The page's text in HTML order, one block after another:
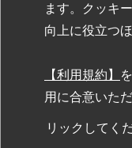
©
ます。クッキ
向上に役立つ
【利用規約】
用に合意いた
リックしてく